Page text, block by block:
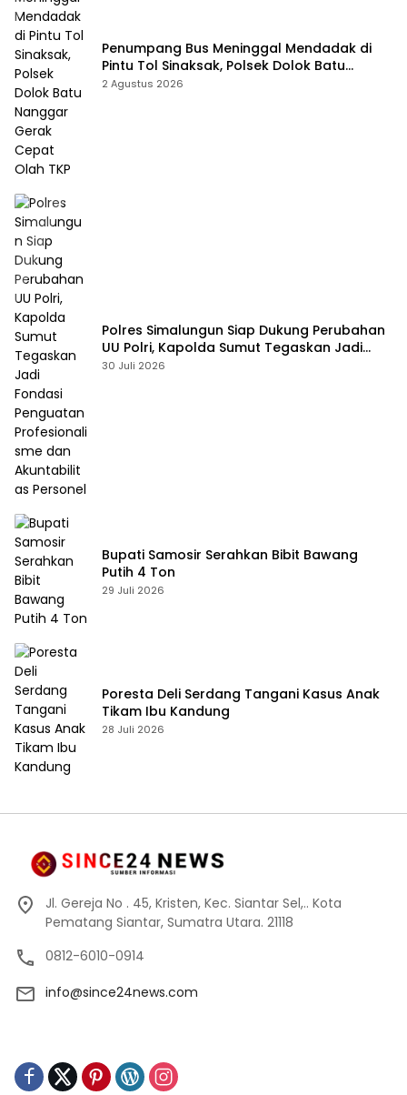
Penumpang Bus Meninggal Mendadak di
Pintu Tol Sinaksak, Polsek Dolok Batu
Nanggar Gerak Cepat Olah TKP
2 Agustus 2026
Polres Simalungun Siap Dukung Perubahan
UU Polri, Kapolda Sumut Tegaskan Jadi
Fondasi Penguatan Profesionalisme dan
30 Juli 2026
Bupati Samosir Serahkan Bibit Bawang
Putih 4 Ton
29 Juli 2026
Poresta Deli Serdang Tangani Kasus Anak
Tikam Ibu Kandung
28 Juli 2026
Jl. Gereja No . 45, Kristen, Kec. Siantar Sel,.. Kota
Pematang Siantar, Sumatra Utara. 21118
0812-6010-0914
info@since24news.com